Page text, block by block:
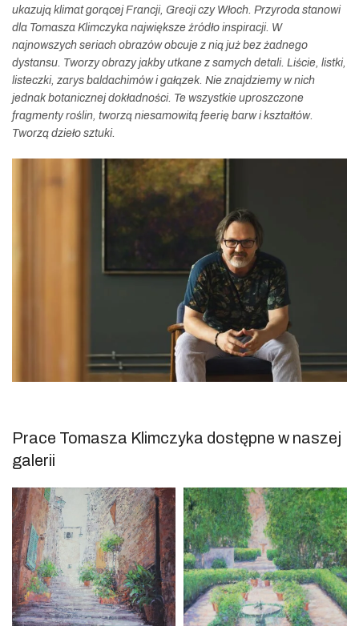
ukazują klimat gorącej Francji, Grecji czy Włoch. Przyroda stanowi
dla Tomasza Klimczyka największe źródło inspiracji. W
najnowszych seriach obrazów obcuje z nią już bez żadnego
dystansu. Tworzy obrazy jakby utkane z samych detali. Liście, listki,
listeczki, zarys baldachimów i gałązek. Nie znajdziemy w nich
jednak botanicznej dokładności. Te wszystkie uproszczone
fragmenty roślin, tworzą niesamowitą feerię barw i kształtów.
Tworzą dzieło sztuki.
Prace Tomasza Klimczyka dostępne w naszej
galerii